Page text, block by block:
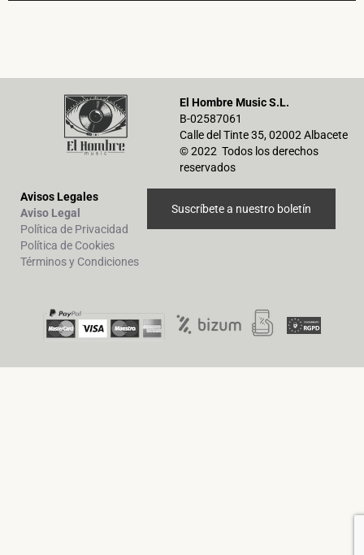
El Hombre Music S.L.
B-02587061
Calle del Tinte 35, 02002 Albacete
© 2022 Todos los derechos
reservados
Avisos Legales
Aviso Legal
Política de Privacidad
Política de Cookies
Términos y Condiciones
Suscríbete a nuestro boletín